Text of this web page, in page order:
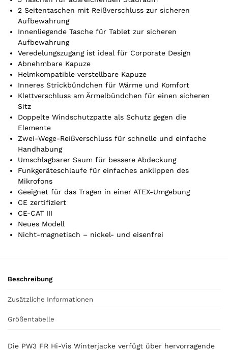
i
s
0
,
0
€
2 Seitentaschen mit Reißverschluss zur sicheren
Aufbewahrung
Innenliegende Tasche für Tablet zur sicheren
Aufbewahrung
Veredelungszugang ist ideal für Corporate Design
Abnehmbare Kapuze
Helmkompatible verstellbare Kapuze
Inneres Strickbündchen für Wärme und Komfort
Klettverschluss am Ärmelbündchen für einen sicheren
Sitz
Doppelte Windschutzpatte als Schutz gegen die
Elemente
Zwei-Wege-Reißverschluss für schnelle und einfache
Handhabung
Umschlagbarer Saum für bessere Abdeckung
Funkgeräteschlaufe für einfaches anklippen des
Mikrofons
Geeignet für das Tragen in einer ATEX-Umgebung
CE zertifiziert
CE-CAT III
Neues Modell
Nicht-magnetisch – nickel- und eisenfrei
Beschreibung
Zusätzliche Informationen
Größentabelle
Die PW3 FR Hi-Vis Winterjacke verfügt über hervorragende